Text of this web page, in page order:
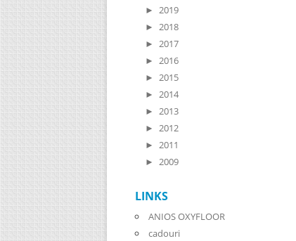
► 2019
► 2018
► 2017
► 2016
► 2015
► 2014
► 2013
► 2012
► 2011
► 2009
LINKS
ANIOS OXYFLOOR
cadouri